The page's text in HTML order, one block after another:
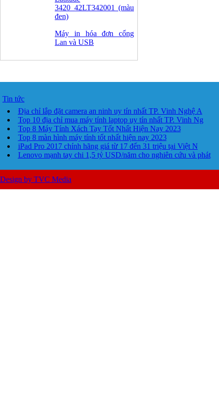
3420_42LT342001 (màu
đen)
Máy in hóa đơn cổng
Lan và USB
Tin tức
Địa chỉ lắp đặt camera an ninh uy tín nhất TP. Vinh Nghệ A
Top 10 địa chỉ mua máy tính laptop uy tín nhất TP. Vinh Ng
Top 8 Máy Tính Xách Tay Tốt Nhất Hiện Nay 2023
Top 8 màn hình máy tính tốt nhất hiện nay 2023
iPad Pro 2017 chính hãng giá từ 17 đến 31 triệu tại Việt N
Lenovo mạnh tay chi 1,5 tỷ USD/năm cho nghiên cứu và phát
Design by TVC Media